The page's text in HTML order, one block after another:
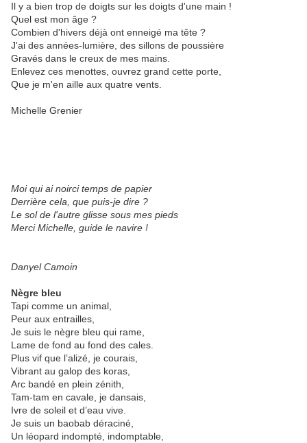
Il y a bien trop de doigts sur les doigts d'une main !
Quel est mon âge ?
Combien d'hivers déjà ont enneigé ma tête ?
J'ai des années-lumière, des sillons de poussière
Gravés dans le creux de mes mains.
Enlevez ces menottes, ouvrez grand cette porte,
Que je m'en aille aux quatre vents.
Michelle Grenier
Moi qui ai noirci temps de papier
Derrière cela, que puis-je dire ?
Le sol de l'autre glisse sous mes pieds
Merci Michelle, guide le navire !
Danyel Camoin
Nègre bleu
Tapi comme un animal,
Peur aux entrailles,
Je suis le nègre bleu qui rame,
Lame de fond au fond des cales.
Plus vif que l’alizé, je courais,
Vibrant au galop des koras,
Arc bandé en plein zénith,
Tam-tam en cavale, je dansais,
Ivre de soleil et d’eau vive.
Je suis un baobab déraciné,
Un léopard indompté, indomptable,